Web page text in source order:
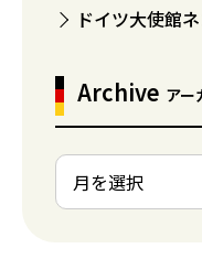
ドイツ大使館
Archive アー